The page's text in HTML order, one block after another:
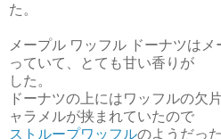
た。
メープル ワッフル ドーナツは
っていて、とても甘い香りが
した。
ドーナツの上にはワッフルの欠
ャラメルが挟まれていたので
ストループワッフルのようだった